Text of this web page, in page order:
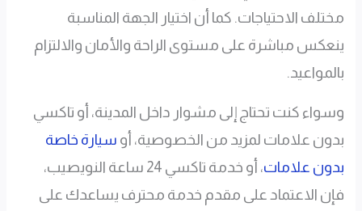
مختلف الاحتياجات. كما أن اختيار الجهة المناسبة
ينعكس مباشرة على مستوى الراحة والأمان والالتزام
بالمواعيد.
وسواء كنت تحتاج إلى مشوار داخل المدينة، أو تاكسي
بدون علامات لمزيد من الخصوصية، أو سيارة خاصة
بدون علامات
، أو خدمة تاكسي 24 ساعة النويصيب،
فإن الاعتماد على مقدم خدمة محترف يساعدك على